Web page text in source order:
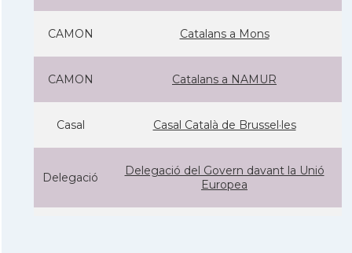
CAMON Catalans a Mons
CAMON Catalans a NAMUR
Casal Casal Català de Brussel·les
Delegació
Delegació del Govern davant la Unió
Europea